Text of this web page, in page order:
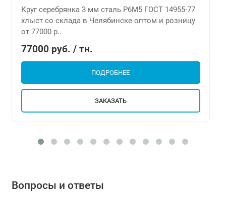
Круг серебрянка 3 мм сталь Р6М5 ГОСТ 14955-77
хлыст со склада в Челябинске оптом и розницу
от 77000 р..
77000 руб. / тн.
ПОДРОБНЕЕ
ЗАКАЗАТЬ
Вопросы и ответы